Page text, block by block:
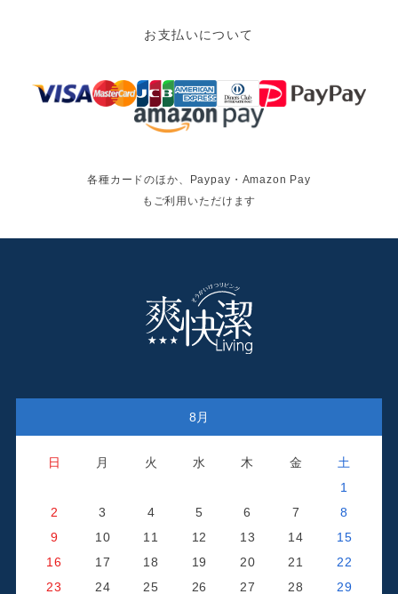
お支払いについて
各種カードのほか、Paypay・Amazon Pay
もご利用いただけます
8月
日 月 火 水 木 金
土
1
2
3 4 5 6 7
8
9
10 11 12 13 14
15
16
17 18 19 20 21
22
23
24 25 26 27 28 29